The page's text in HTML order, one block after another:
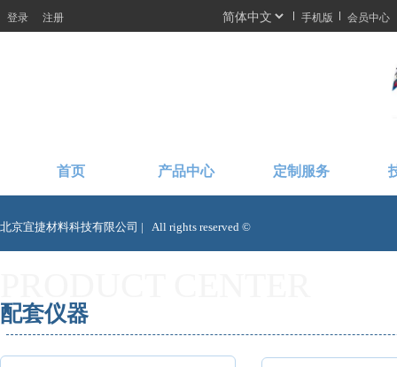
登录 注册 手机版 会员中心
首页 产品中心 定制服务
北京宜捷材料科技有限公司 |   All rights reserved ©
配套仪器